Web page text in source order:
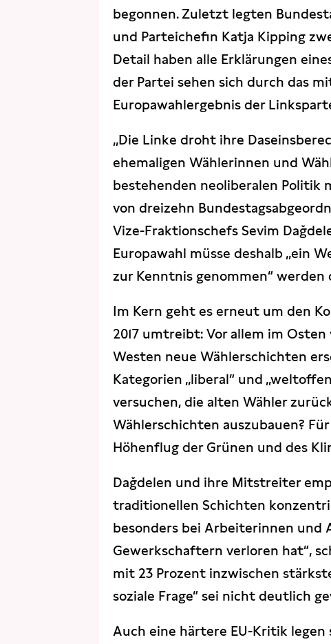
begonnen. Zuletzt legten
und Parteichefin Katja Kipping
Detail haben alle Erklärungen
der Partei sehen sich durch das
Europawahlergebnis der
„Die Linke droht ihre
ehemaligen Wählerinnen und
bestehenden neo­liberalen Politik
von dreizehn
Vize-Fraktionschefs Sevim
Europawahl müsse deshalb „ein
zur Kenntnis genommen“ werden
Im Kern geht es erneut um den
2017 umtreibt: Vor allem im
Westen neue Wählerschichten
Kategorien „liberal“ und
versuchen, die alten Wähler
Wählerschichten auszubauen?
Höhenflug der Grünen und des
Dağdelen und ihre Mitstreiter
traditionellen Schichten
besonders bei Arbeiterinnen und
Gewerkschaftern verloren hat“,
mit 23 Prozent inzwischen
soziale Frage“ sei nicht deutlich
Auch eine härtere EU-Kritik legen